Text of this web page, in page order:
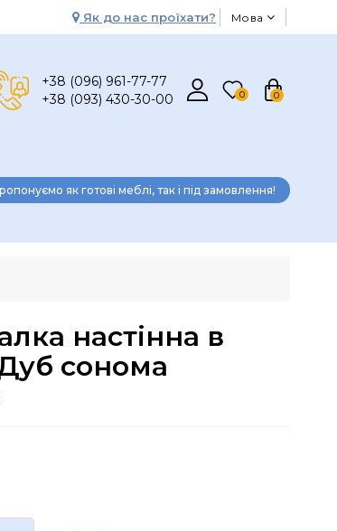
Як до нас проїхати? Мова
+38 (096) 961-77-77
+38 (093) 430-30-00
0 0
як готові меблі, так і під замовлення!
настінна в
сонома